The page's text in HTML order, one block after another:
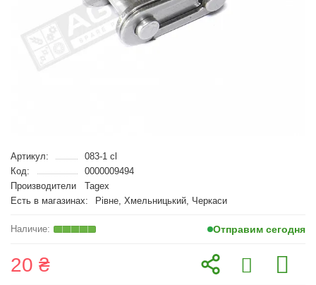
Артикул:
083-1 cl
Код:
0000009494
Производители
Tagex
Есть в магазинах:
Рівне, Хмельницький, Черкаси
Отправим сегодня
20 ₴